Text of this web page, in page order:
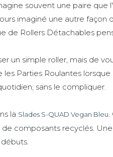
souvent une paire
imaginé une autre
de Rollers Détachables
un simple roller, mais de
Parties Roulantes
sans le compliquer.
la Slades S-QUAD Vegan Bleu.
composants recyclés.